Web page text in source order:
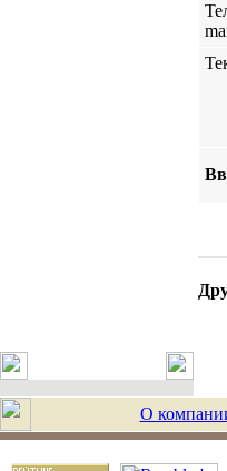
О